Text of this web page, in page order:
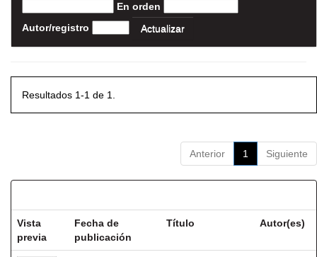
En orden
Autor/registro
Resultados 1-1 de 1.
Anterior 1 Siguiente
Vista
previa
Fecha de
publicación
Título Autor(es)